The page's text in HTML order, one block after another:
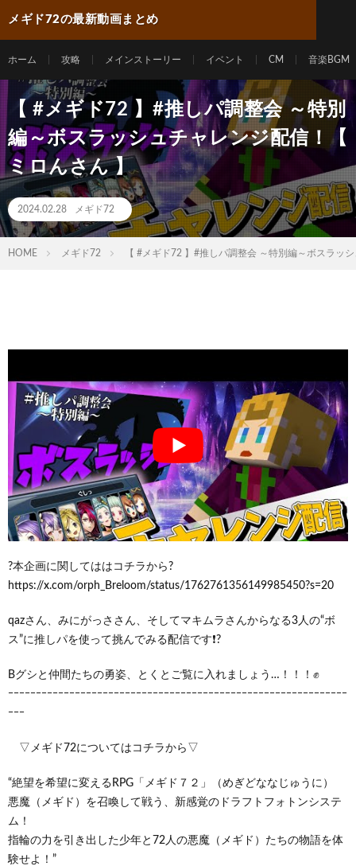
メギド72の最新動画まとめ
ホーム 攻略 メインストーリー イベント CM 音楽BGM
【 #メギド72 】#推しパ調整会 ～特別
編～ボスラッシュチャレンジ配信！【
ミロんさん 】
2024.02.28 メギド72
HOME メギド72 【 #メギド72 】#推しパ調整会 ～特別編～ボスラッ
?本企画に関してははコチラから?
https://x.com/orph_Breloom/status/1762761356149985450?s=20
qazさん、みにがっささん、そしてマキムラさんからなる3人の“ボ
ス”に推しパを使って挑んでみる配信です❗?
Bグシと仲間たちの勇姿、とくとご覧に入れましょう…！！！✊
ｰｰｰｰｰｰｰｰｰｰｰｰｰｰｰｰｰｰｰｰｰｰｰｰｰｰｰｰｰｰｰｰｰｰｰｰｰｰｰｰｰｰｰｰｰｰｰｰｰｰｰｰｰｰｰｰｰｰｰｰｰ
ｰｰｰ
▽メギド72についてはコチラから▽
“絶望を希望に変えるRPG「メギド７２」（めぎどななじゅうに）
悪魔（メギド）を召喚して戦う、新感覚のドラフトフォトンシステ
ム！
指輪の力を引き出した少年と72人の悪魔（メギド）たちの物語を体
験せよ！”